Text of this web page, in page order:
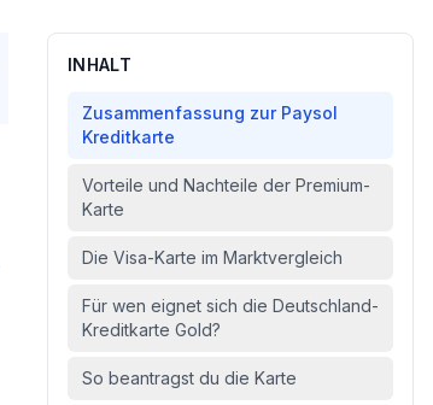
INHALT
Zusammenfassung zur Paysol
Kreditkarte
Vorteile und Nachteile der Premium-
Karte
Die Visa-Karte im Marktvergleich
Für wen eignet sich die Deutschland-
Kreditkarte Gold?
So beantragst du die Karte